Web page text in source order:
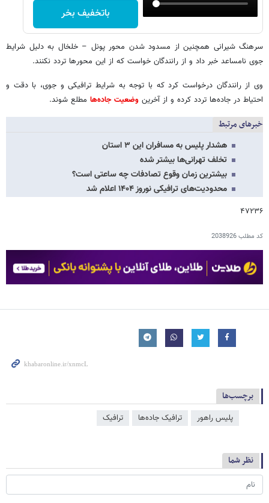
باتخفیف بخر
سرهنگ شیرانی همچنین از مسدود شدن محور پونل – خلخال به دلیل شرایط
جوی نامساعد خبر داد و از رانندگان خواست که از این محورها تردد نکنند.
وی از رانندگان درخواست کرد که با توجه به شرایط ترافیکی و جوی، با دقت و
احتیاط در جاده‌ها تردد کرده و از آخرین وضعیت جاده‌ها مطلع شوند.
خبرهای مرتبط
هشدار پلیس به مسافران این ۳ استان
تخلف تهرانی‌ها بیشتر شده
بیشترین زمان وقوع تصادفات چه ساعتی است؟
محدودیت‌های ترافیکی نوروز ۱۴۰۴ اعلام شد
۴۷۲۳۶
کد مطلب2038926
برچسب‌ها
پلیس راهور ترافیک جاده‌ها ترافیک
نظر شما